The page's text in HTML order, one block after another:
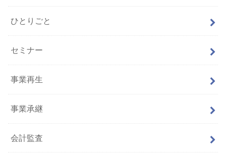
ひとりごと
セミナー
事業再生
事業承継
会計監査